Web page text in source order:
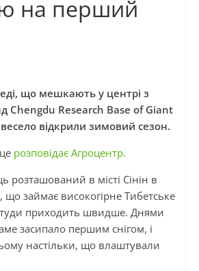
на перший
що мешкають у центрі з
Chengdu Research Base of Giant
відкрили зимовий сезон.
розповідає Агроцентр.
розташований в місті Сінін в
що займає високогірне Тибетське
приходить швидше. Днями
засипало першим снігом, і
настільки, що влаштували